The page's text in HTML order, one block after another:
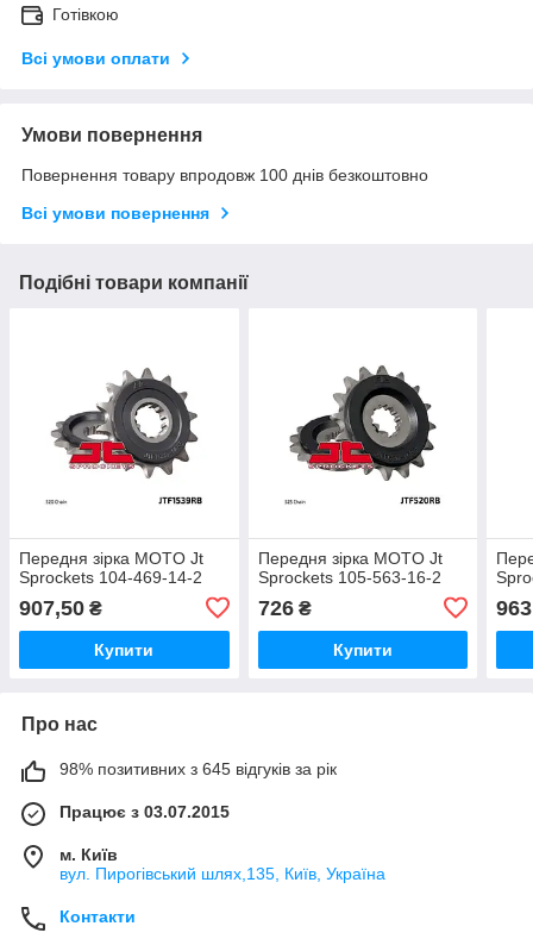
Готівкою
Всі умови оплати
Умови повернення
Повернення товару впродовж 100 днів безкоштовно
Всі умови повернення
Подібні товари компанії
Передня зірка MOTO Jt
Sprockets 104-469-14-2
907,50 ₴
Купити
Передня зірка MOTO Jt
Sprockets 105-563-16-2
726₴
Купити
963
Про нас
98% позитивних з 645 відгуків за рік
Працює з 03.07.2015
м. Київ
вул. Пирогівський шлях,135, Київ, Україна
Контакти